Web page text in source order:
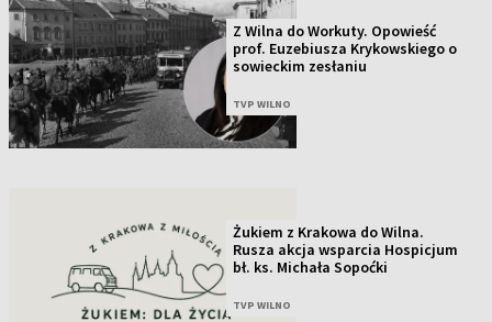
Z Wilna do Workuty. Opowieść
prof. Euzebiusza Krykowskiego o
sowieckim zesłaniu
TVP WILNO
Żukiem z Krakowa do Wilna.
Rusza akcja wsparcia Hospicjum
bł. ks. Michała Sopoćki
TVP WILNO